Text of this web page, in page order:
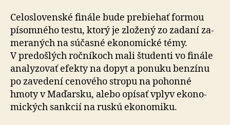
Celoslovenské finále bude prebiehať formou
písomného testu, ktorý je zložený zo zada­ní za­
me­ra­ných na súčasné eko­no­mické témy.
V predošlých roč­níkoch mali študenti vo finále
analyzovať efekty na dopyt a ponuku benzínu
po zave­dení ceno­vého stropu na pohonné
hmoty v Maďarsku, alebo opísať vplyv eko­no­
mických sankcií na ruskú eko­no­mi­ku.